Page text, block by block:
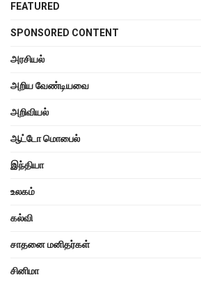
FEATURED
SPONSORED CONTENT
அரசியல்
அறிய வேண்டியவை
அறிவியல்
ஆட்டோ மொபைல்
இந்தியா
உலகம்
கல்வி
சாதனை மனிதர்கள்
சினிமா